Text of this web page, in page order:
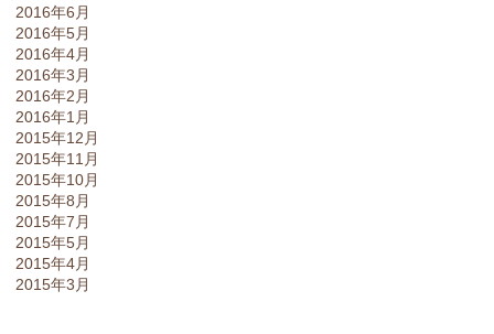
2016年6月
2016年5月
2016年4月
2016年3月
2016年2月
2016年1月
2015年12月
2015年11月
2015年10月
2015年8月
2015年7月
2015年5月
2015年4月
2015年3月